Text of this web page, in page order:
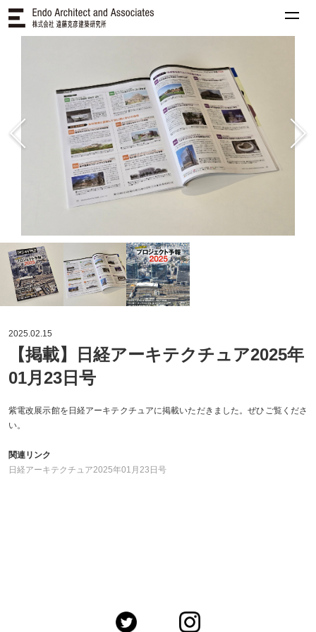
2025.02.15
【掲載】日経アーキテクチュア2025年
01月23日号
紫電改展示館を日経アーキテクチュアに掲載いただきました。ぜひご覧くださ
い。
関連リンク
日経アーキテクチュア2025年01月23日号